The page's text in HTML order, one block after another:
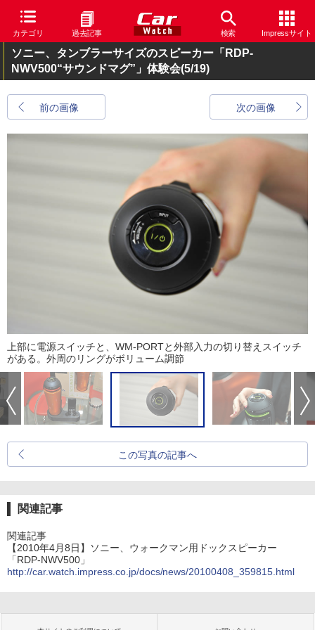
カテゴリ 過去記事 検索 Impressサイト
ソニー、タンブラーサイズのスピーカー「RDP-
NWV500“サウンドマグ”」体験会(5/19)
前の画像 次の画像
上部に電源スイッチと、WM-PORTと外部入力の切り替えスイッチ
がある。外周のリングがボリューム調節
この写真の記事へ
関連記事
関連記事
【2010年4月8日】ソニー、ウォークマン用ドックスピーカー
「RDP-NWV500」
http://car.watch.impress.co.jp/docs/news/20100408_359815.html